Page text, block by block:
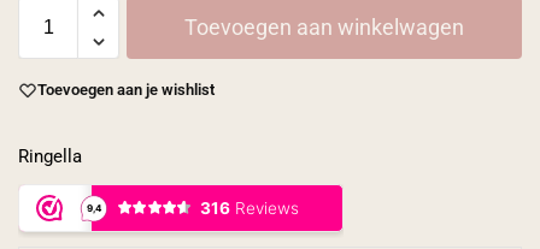
Toevoegen aan winkelwagen
Toevoegen aan je wishlist
Ringella